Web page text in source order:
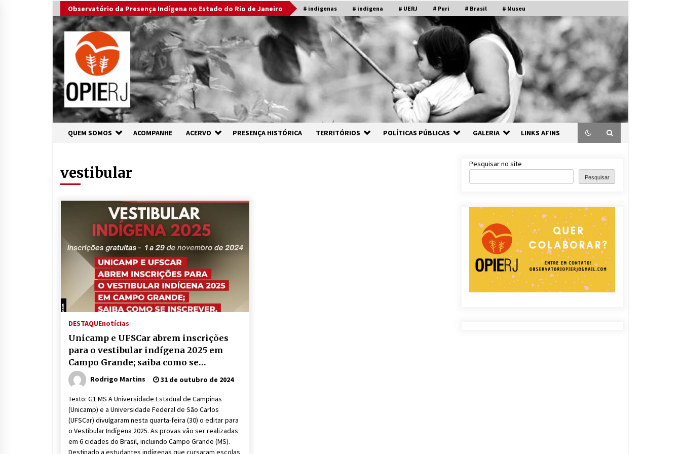
to
content
Observatório da Presença Indígena no Estado do Rio de Janeiro # indigenas # indigena # UERJ # Puri # Brasil # Museu
QUEM SOMOS ACOMPANHE ACERVO PRESENÇA HISTÓRICA TERRITÓRIOS POLÍTICAS PÚBLICAS GALERIA LINKS AFINS
vestibular
DESTAQUEnotícias
Unicamp e UFSCar abrem inscrições
para o vestibular indígena 2025 em
Campo Grande; saiba como se
inscreverRodrigo Martins 31 de outubro de 2024
Texto: G1 MS A Universidade Estadual de Campinas
(Unicamp) e a Universidade Federal de São Carlos
(UFSCar) divulgaram nesta quarta-feira (30) o editar para
o Vestibular Indígena 2025. As provas vão ser realizadas
em 6 cidades do Brasil, incluindo Campo Grande (MS).
Destinado a estudantes indígenas que cursaram escolas
Pesquisar no site
Pesquisar